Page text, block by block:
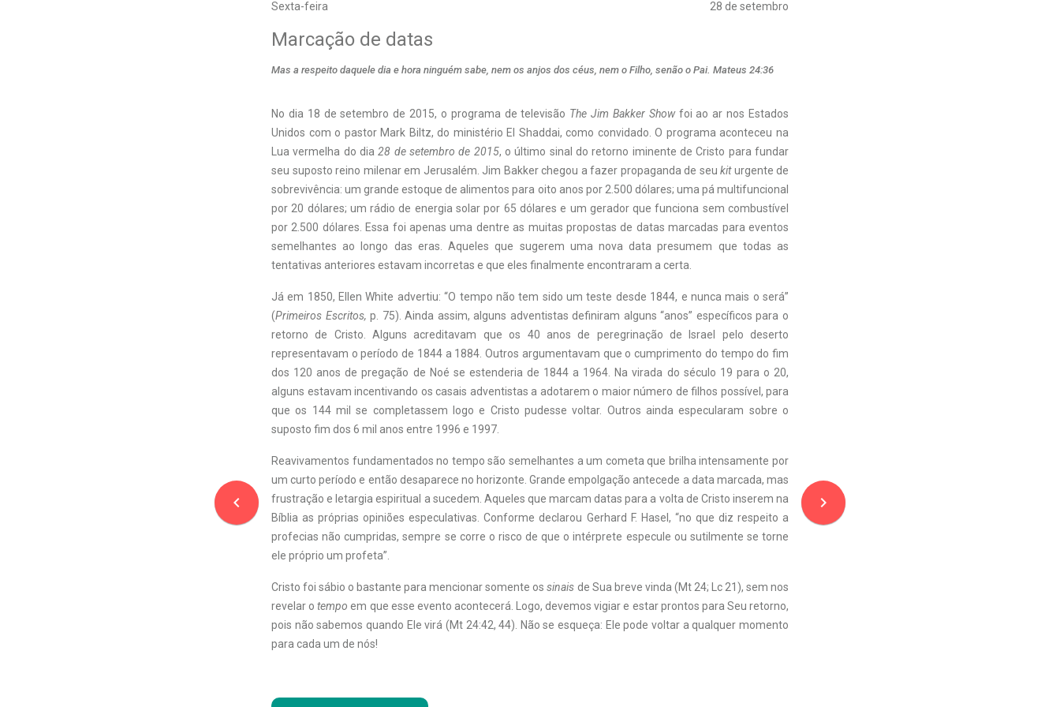
Sexta-feira 28 de setembro
navigate_before
Marcação de datas
Mas a respeito daquele dia e hora ninguém sabe, nem os anjos dos céus, nem o Filho, senão o Pai. Mateus 24:36
No dia 18 de setembro de 2015, o programa de televisão The Jim Bakker Showfoi ao ar nos Estados
Unidos com o pastor Mark Biltz, do ministério El Shaddai, como convidado. O programa aconteceu na
Lua vermelha do dia28 de setembro de 2015, o último sinal do retorno iminente de Cristo para fundar
seu suposto reino milenar em Jerusalém. Jim Bakker chegou a fazer propaganda de seu kiturgente de
sobrevivência: um grande estoque de alimentos para oito anos por 2.500 dólares; uma pá multifuncional
por 20 dólares; um rádio de energia solar por 65 dólares e um gerador que funciona sem combustível
por 2.500 dólares. Essa foi apenas uma dentre as muitas propostas de datas marcadas para eventos
semelhantes ao longo das eras. Aqueles que sugerem uma nova data presumem que todas as
tentativas anteriores estavam incorretas e que eles finalmente encontraram a certa.
Já em 1850, Ellen White advertiu: “O tempo não tem sido um teste desde 1844, e nunca mais o será”
(Primeiros Escritos, p. 75). Ainda assim, alguns adventistas definiram alguns “anos” específicos para o
retorno de Cristo. Alguns acreditavam que os 40 anos de peregrinação de Israel pelo deserto
representavam o período de 1844 a 1884. Outros argumentavam que o cumprimento do tempo do fim
dos 120 anos de pregação de Noé se estenderia de 1844 a 1964. Na virada do século 19 para o 20,
alguns estavam incentivando os casais adventistas a adotarem o maior número de filhos possível, para
que os 144 mil se completassem logo e Cristo pudesse voltar. Outros ainda especularam sobre o
suposto fim dos 6 mil anos entre 1996 e 1997.
Reavivamentos fundamentados no tempo são semelhantes a um cometa que brilha intensamente por
um curto período e então desaparece no horizonte. Grande empolgação antecede a data marcada, mas
frustração e letargia espiritual a sucedem. Aqueles que marcam datas para a volta de Cristo inserem na
Bíblia as próprias opiniões especulativas. Conforme declarou Gerhard F. Hasel, “no que diz respeito a
profecias não cumpridas, sempre se corre o risco de que o intérprete especule ou sutilmente se torne
ele próprio um profeta”.
Cristo foi sábio o bastante para mencionar somente ossinais de Sua breve vinda (Mt 24; Lc 21), sem nos
revelar otempoem que esse evento acontecerá. Logo, devemos vigiar e estar prontos para Seu retorno,
pois não sabemos quando Ele virá (Mt 24:42, 44). Não se esqueça: Ele pode voltar a qualquer momento
para cada um de nós!
navigate_next